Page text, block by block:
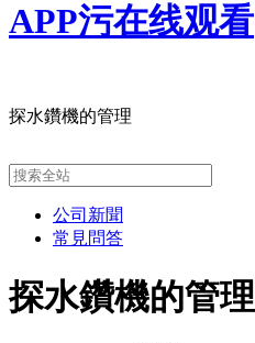
APP污在线观看
探水鑽機的管理
公司新聞
常見問答
探水鑽機的管理